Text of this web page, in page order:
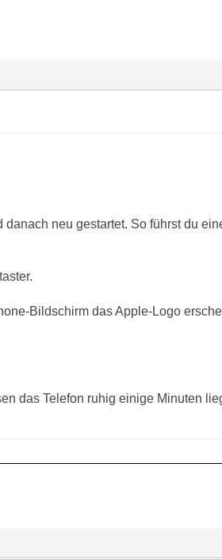
neu gestartet. So führst du
Bildschirm das Apple-Logo
das Telefon ruhig einige Minuten